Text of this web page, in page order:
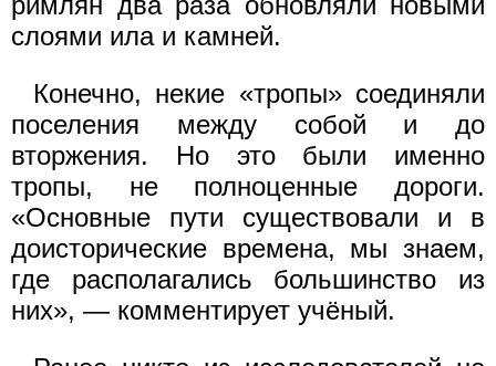
слоями ила и камней.
Конечно, некие «тропы» соединяли
поселения между собой и до
вторжения. Но это были именно
тропы, не полноценные дороги.
«Основные пути существовали и в
доисторические времена, мы знаем,
где располагались большинство из
них», — комментирует учёный.